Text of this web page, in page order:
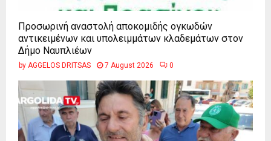
Προσωρινή αναστολή αποκομιδής ογκωδών
αντικειμένων και υπολειμμάτων κλαδεμάτων στον
Δήμο Ναυπλιέων
by AGGELOS DRITSAS 7 August 2026 0